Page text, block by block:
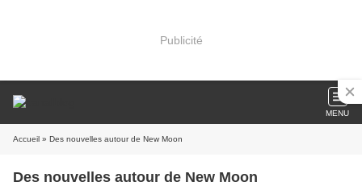
Publicité
MENU
Accueil » Des nouvelles autour de New Moon
Des nouvelles autour de New Moon